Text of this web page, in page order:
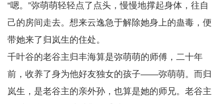
“嗯。”弥萌萌轻轻点了点头，慢慢地撑起身体，往自
己的房间走去。想来云逸急于解除她身上的蛊毒，便
带她来了归岚生的住处。
千叶谷的老谷主归丰海算是弥萌萌的师傅，二十年
前，收养了身为他好友独女的孩子——弥萌萌。而归
岚生，是老谷主的亲外孙，也算是她的师兄。老谷主